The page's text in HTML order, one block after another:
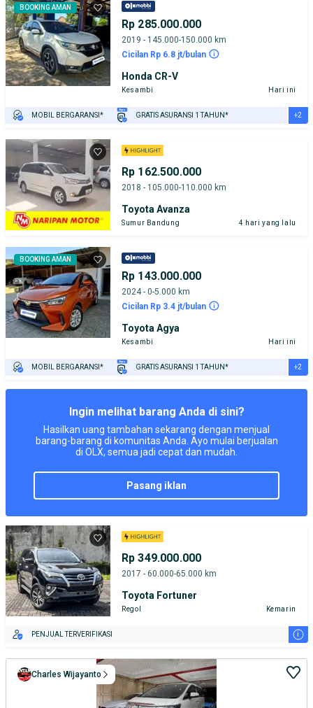
BOOKING AMAN
Rp 285.000.000
2019 - 145.000-150.000 km
Cicilan Rp 6.8 jt/bulan
Honda CR-V
Kesambi Hari ini
MOBIL BERGARANSI* GRATIS ASURANSI 1 TAHUN* +2
Rp 162.500.000
2018 - 105.000-110.000 km
Toyota Avanza
Sumur Bandung 4 hari yang lalu
BOOKING AMAN
Rp 143.000.000
2024 - 0-5.000 km
Cicilan Rp 3.4 jt/bulan
Toyota Agya
Kesambi Hari ini
MOBIL BERGARANSI* GRATIS ASURANSI 1 TAHUN* +2
Ingin melihat barang Anda di sini?
Hasilkan uang tambahan sekarang dengan menjual
barang-barang di komunitas Anda. Ayo mulai berjualan
di OLX, semua jadi cepat dan mudah.
pasang iklan
Rp 349.000.000
2017 - 60.000-65.000 km
Toyota Fortuner
Regol Kemarin
PENJUAL TERVERIFIKASI i
Charles Wijayanto